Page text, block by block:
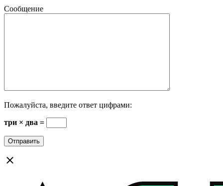
Сообщение
Пожалуйста, введите ответ цифрами:
три × два =